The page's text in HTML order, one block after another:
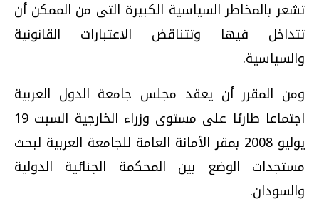
تشعر بالمخاطر السياسية الكبيرة التى من الممكن أن
تتداخل فيها وتتناقض الاعتبارات القانونية
والسياسية.
ومن المقرر أن يعقد مجلس جامعة الدول العربية
اجتماعا طارئا على مستوى وزراء الخارجية السبت 19
يوليو 2008 بمقر الأمانة العامة للجامعة العربية لبحث
مستجدات الوضع بين المحكمة الجنائية الدولية
والسودان.